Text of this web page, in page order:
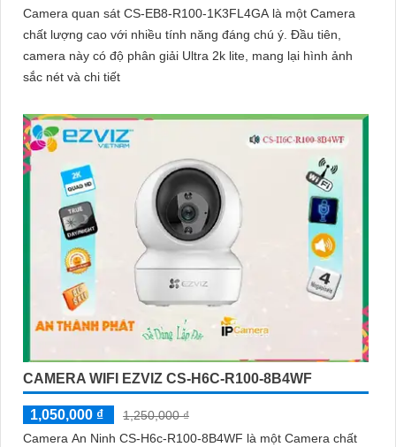
Camera quan sát CS-EB8-R100-1K3FL4GA là một Camera
chất lượng cao với nhiều tính năng đáng chú ý. Đầu tiên,
camera này có độ phân giải Ultra 2k lite, mang lại hình ảnh
sắc nét và chi tiết
CAMERA WIFI EZVIZ CS-H6C-R100-8B4WF
1,050,000 ₫
1,250,000 ₫
Camera An Ninh CS-H6c-R100-8B4WF là một Camera chất